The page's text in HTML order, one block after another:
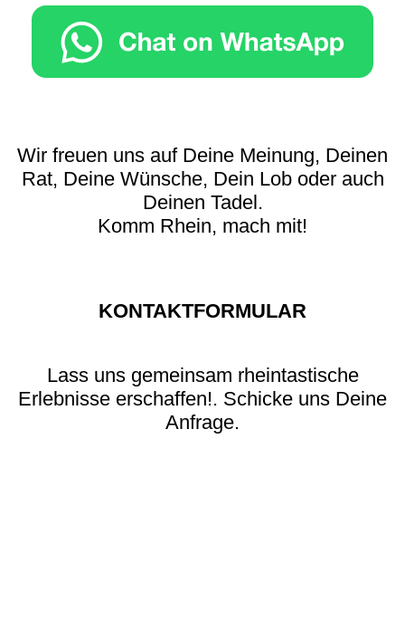
Wir freuen uns auf Deine Meinung, Deinen
Rat, Deine Wünsche, Dein Lob oder auch
Deinen Tadel.
Komm Rhein, mach mit!
KONTAKT­FORMULAR
Lass uns gemeinsam rheintastische
Erlebnisse erschaffen!. Schicke uns Deine
Anfrage.